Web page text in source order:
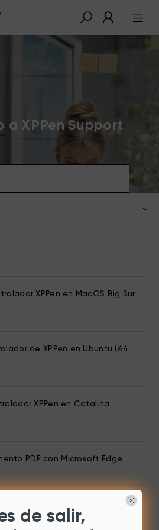
a XPPen Support
XPPen en MacOS Big Sur
de XPPen en Ubuntu (64
XPPen en Catalina
PDF con Microsoft Edge
express en Windows?
de salir,